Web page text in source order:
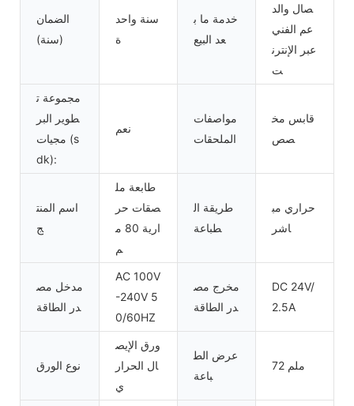
الضمان
(سنة)
سنة واحد
ة
خدمة ما ب
عد البيع
صال والد
عم الفني
عبر الإنترن
ت
مجموعة ت
طوير البر
مجيات (s
dk):
نعم
مواصفات
الملحقات
قابس مخ
صص
اسم المنت
ج
طابعة مل
صقات حر
ارية 80 م
م
طريقة ال
طباعة
حراري مب
اشر
مدخل مص
در الطاقة
AC 100V
-240V 5
0/60HZ
مخرج مص
در الطاقة
DC 24V/
2.5A
نوع الورق
ورق الإيص
ال الحرار
ي
عرض الط
باعة
72 ملم